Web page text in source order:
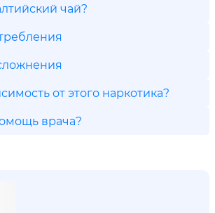
чай?
от этого наркотика?
врача?